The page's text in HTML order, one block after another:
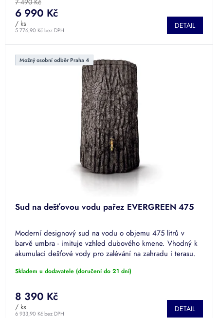
je
5,0
z
7 490 Kč
5 776,90 Kč bez DPH
6 990 Kč
/ ks DETAIL
Možný osobní odběr Praha 4
Sud na dešťovou vodu pařez EVERGREEN 475
Moderní designový sud na vodu o objemu 475 litrů v
barvě umbra - imituje vzhled dubového kmene. Vhodný k
akumulaci dešťové vody pro zalévání na zahradu i terasu.
Skladem u dodavatele (doručení do 21 dní)
6 933,90 Kč bez DPH
8 390 Kč
/ ks DETAIL